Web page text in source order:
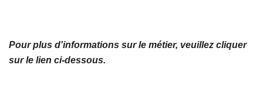
Pour plus d'informations sur le métier, veuillez cliquer
sur le lien ci-dessous.